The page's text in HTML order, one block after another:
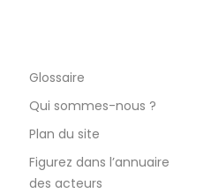
Glossaire
Qui sommes-nous ?
Plan du site
Figurez dans l’annuaire
des acteurs